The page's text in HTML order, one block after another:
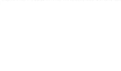
média de 5, 21 avaliações